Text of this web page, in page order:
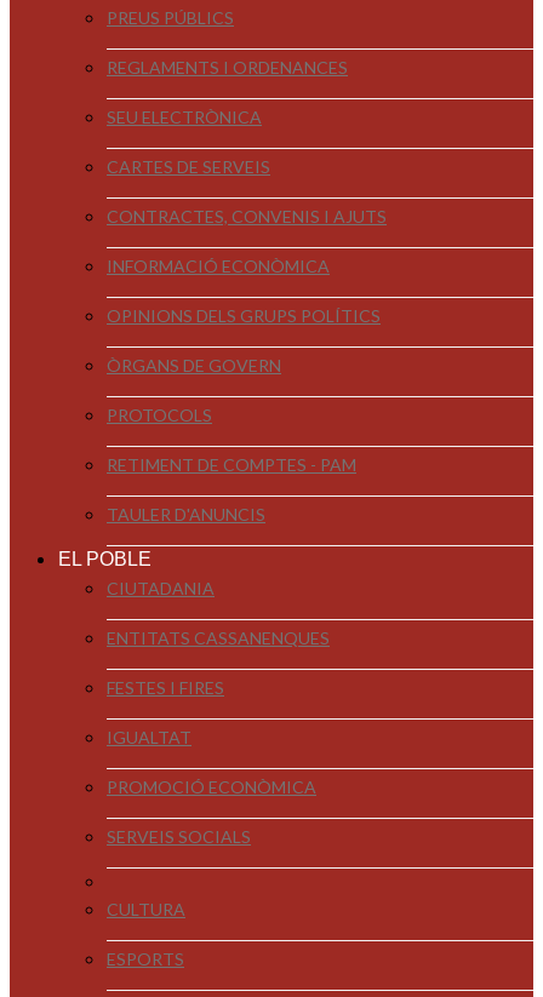
PREUS PÚBLICS
REGLAMENTS I ORDENANCES
SEU ELECTRÒNICA
CARTES DE SERVEIS
CONTRACTES, CONVENIS I AJUTS
INFORMACIÓ ECONÒMICA
OPINIONS DELS GRUPS POLÍTICS
ÒRGANS DE GOVERN
PROTOCOLS
RETIMENT DE COMPTES - PAM
TAULER D'ANUNCIS
EL POBLE
CIUTADANIA
ENTITATS CASSANENQUES
FESTES I FIRES
IGUALTAT
PROMOCIÓ ECONÒMICA
SERVEIS SOCIALS
CULTURA
ESPORTS